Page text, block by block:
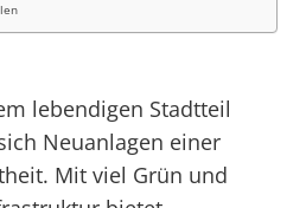
lebendigen Stadtteil
Neuanlagen einer
Mit viel Grün und